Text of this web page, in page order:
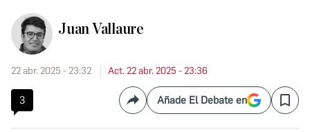
Juan Vallaure
22 abr. 2025 - 23:32 Act. 22 abr. 2025 - 23:36
3 CompartirAñade El Debate en Save